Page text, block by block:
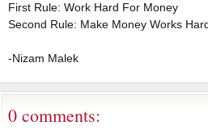
First Rule: Work Hard For Money
Second Rule: Make Money Works
-Nizam Malek
0 comments: